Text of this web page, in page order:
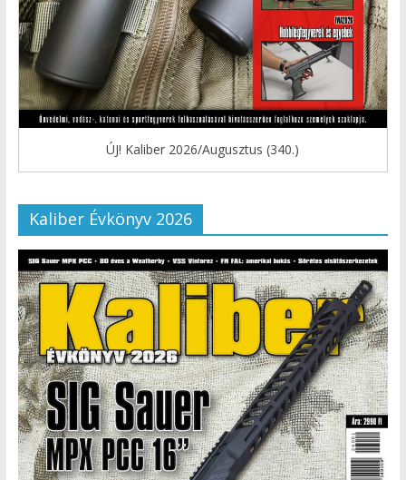
ÚJ! Kaliber 2026/Augusztus (340.)
Kaliber Évkönyv 2026